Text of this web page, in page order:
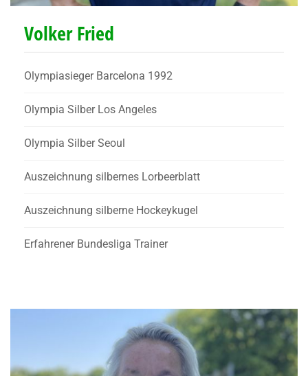
Volker Fried
Olympiasieger Barcelona 1992
Olympia Silber Los Angeles
Olympia Silber Seoul
Auszeichnung silbernes Lorbeerblatt
Auszeichnung silberne Hockeykugel
Erfahrener Bundesliga Trainer